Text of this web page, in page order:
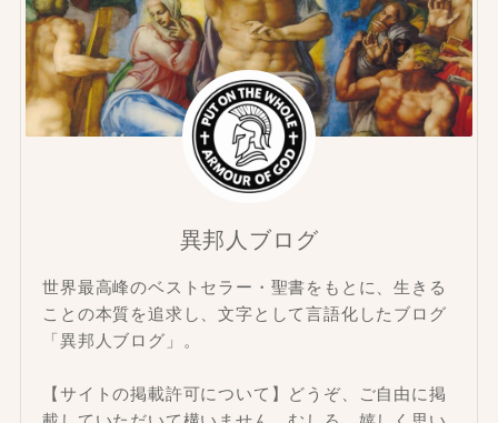
異邦人ブログ
世界最高峰のベストセラー・聖書をもとに、生きる
ことの本質を追求し、文字として言語化したブログ
「異邦人ブログ」。
【サイトの掲載許可について】どうぞ、ご自由に掲